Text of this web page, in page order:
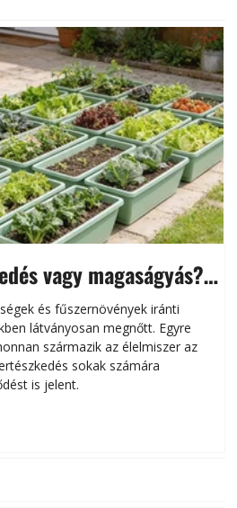
vagy magaságyás?
és fűszernövények iránti
látványosan megnőtt. Egyre
származik az élelmiszer az
sokak számára
is jelent.